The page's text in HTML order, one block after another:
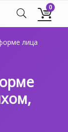
0
лица